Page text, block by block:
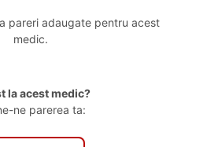
pareri adaugate pentru acest
medic.
la acest medic?
ne parerea ta: